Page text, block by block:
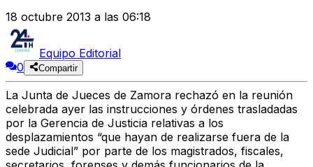
18 octubre 2013 a las 06:18
Equipo Editorial
0
Compartir
La Junta de Jueces de Zamora rechazó en la reunión
celebrada ayer las instrucciones y órdenes trasladadas
por la Gerencia de Justicia relativas a los
desplazamientos “que hayan de realizarse fuera de la
sede Judicial” por parte de los magistrados, fiscales,